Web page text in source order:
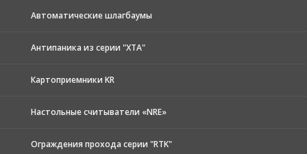
Автоматические шлагбаумы
Антипаника из серии "XTA"
Картоприемники KR
Настольные считыватели «NRE»
Ограждения прохода серии "RTK"